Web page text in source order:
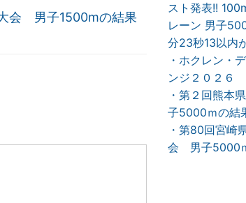
会 男子1500mの結果
スト発表!!
レーン 男子
分23秒13以内
・ホクレン・
ンジ２０２
・第２回熊本
子5000ｍの結
・第80回宮崎
会 男子5000